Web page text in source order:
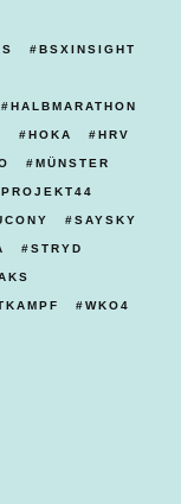
BSXINSIGHT
HALBMARATHON
HOKA HRV
MÜNSTER
PROJEKT44
SAYSKY
STRYD
WKO4